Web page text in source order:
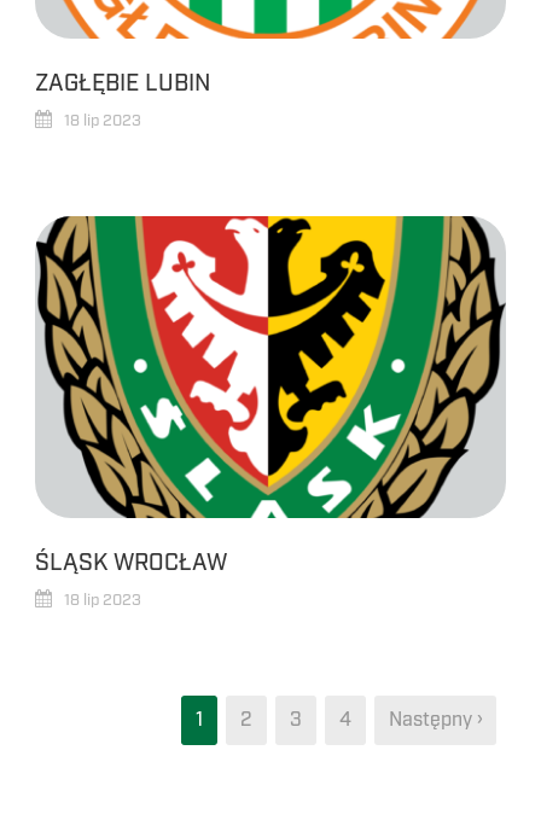
ZAGŁĘBIE LUBIN
18 lip 2023
ŚLĄSK WROCŁAW
18 lip 2023
1 2 3 4 Następny ›